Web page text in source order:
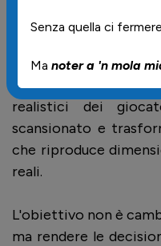
novità importante
attuali figure
realistici dei
scansionato e
che riproduce
reali.
L'obiettivo non è
ma rendere le
Senza quella ci
Ma noter a 'n mola